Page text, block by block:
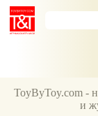
ToyByToy.com -
и